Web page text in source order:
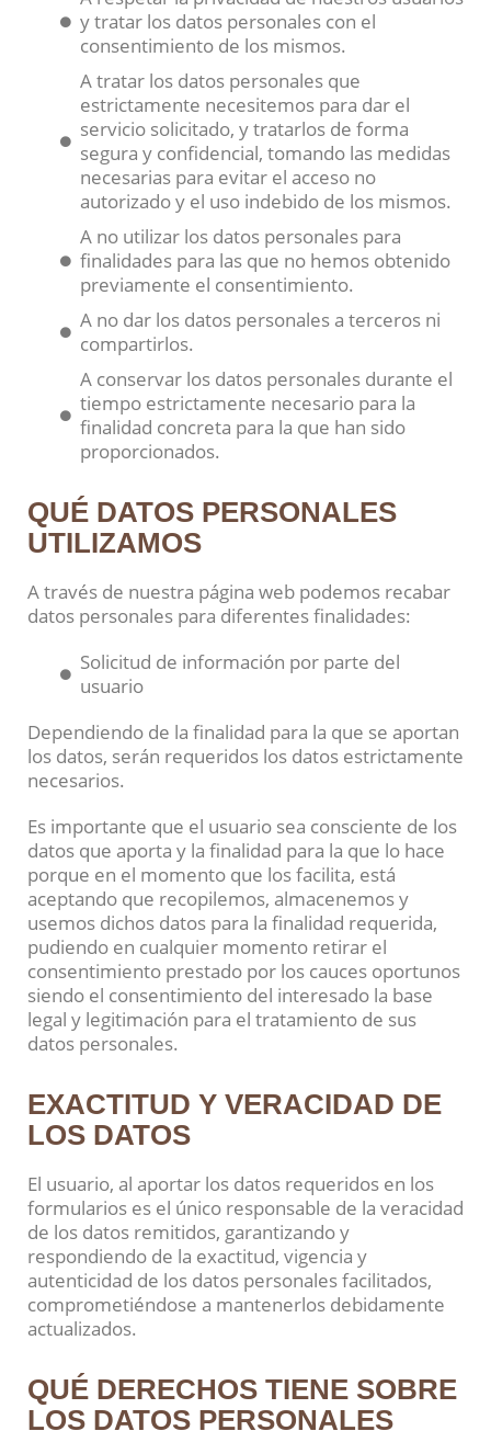
y tratar los datos personales con el
consentimiento de los mismos.
A tratar los datos personales que
estrictamente necesitemos para dar el
servicio solicitado, y tratarlos de forma
segura y confidencial, tomando las medidas
necesarias para evitar el acceso no
autorizado y el uso indebido de los mismos.
A no utilizar los datos personales para
finalidades para las que no hemos obtenido
previamente el consentimiento.
A no dar los datos personales a terceros ni
compartirlos.
A conservar los datos personales durante el
tiempo estrictamente necesario para la
finalidad concreta para la que han sido
proporcionados.
QUÉ DATOS PERSONALES
UTILIZAMOS
A través de nuestra página web podemos recabar
datos personales para diferentes finalidades:
Solicitud de información por parte del
usuario
Dependiendo de la finalidad para la que se aportan
los datos, serán requeridos los datos estrictamente
necesarios.
Es importante que el usuario sea consciente de los
datos que aporta y la finalidad para la que lo hace
porque en el momento que los facilita, está
aceptando que recopilemos, almacenemos y
usemos dichos datos para la finalidad requerida,
pudiendo en cualquier momento retirar el
consentimiento prestado por los cauces oportunos
siendo el consentimiento del interesado la base
legal y legitimación para el tratamiento de sus
datos personales.
EXACTITUD Y VERACIDAD DE
LOS DATOS
El usuario, al aportar los datos requeridos en los
formularios es el único responsable de la veracidad
de los datos remitidos, garantizando y
respondiendo de la exactitud, vigencia y
autenticidad de los datos personales facilitados,
comprometiéndose a mantenerlos debidamente
actualizados.
QUÉ DERECHOS TIENE SOBRE
LOS DATOS PERSONALES